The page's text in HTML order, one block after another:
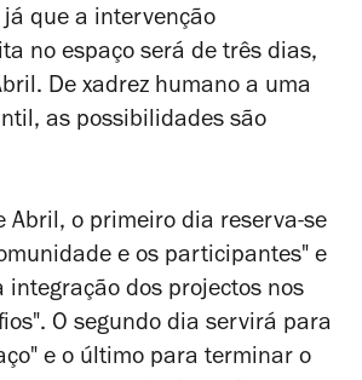
já que a intervenção
no espaço será de três dias,
De xadrez humano a uma
as possibilidades são
Abril, o primeiro dia reserva-se
e os participantes" e
integração dos projectos nos
O segundo dia servirá para
e o último para terminar o